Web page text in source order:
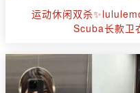
运动休闲双杀
Scuba长款